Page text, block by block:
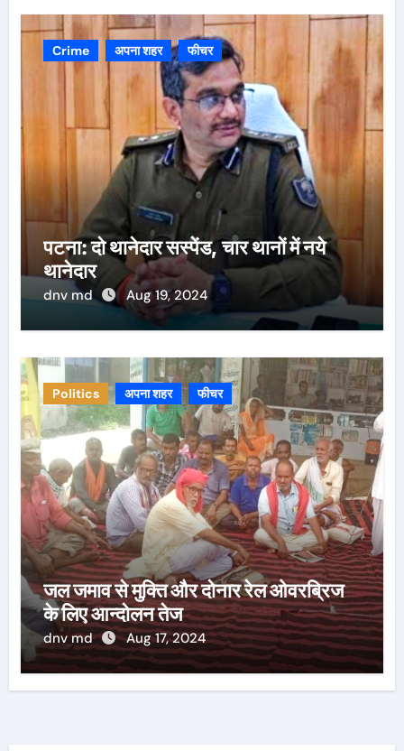
Crime अपना शहर फीचर
पटना: दो थानेदार सस्पेंड, चार थानों में नये
थानेदार
dnv md Aug 19, 2024
Politics अपना शहर फीचर
जल जमाव से मुक्ति और दोनार रेल ओवरब्रिज
के लिए आन्दोलन तेज
dnv md Aug 17, 2024